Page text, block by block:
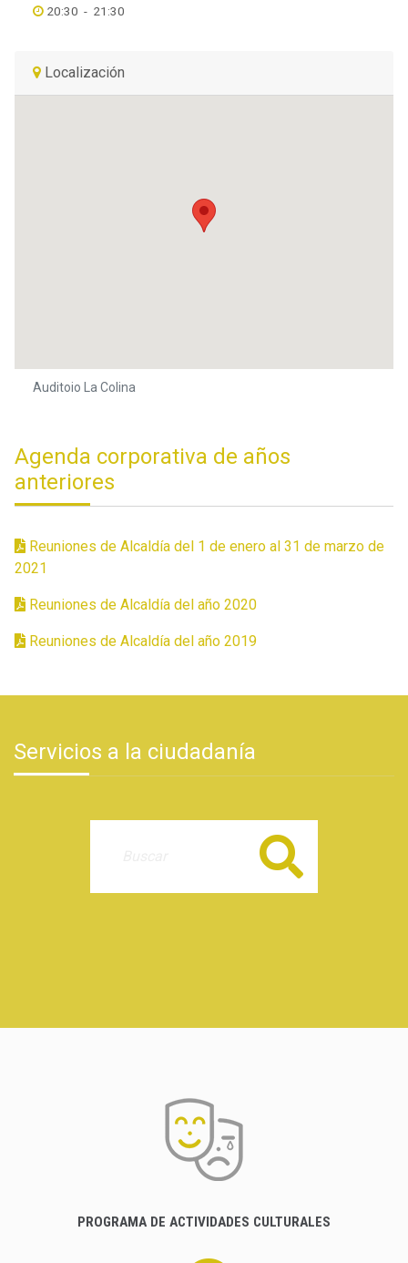
20:30 - 21:30
Localización
Auditoio La Colina
Agenda corporativa de años
anteriores
Reuniones de Alcaldía del 1 de enero al 31 de marzo de
2021
Reuniones de Alcaldía del año 2020
Reuniones de Alcaldía del año 2019
Servicios a la ciudadanía
Buscar
PROGRAMA DE ACTIVIDADES CULTURALES